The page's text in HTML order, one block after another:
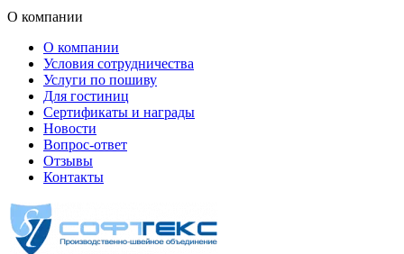
О компании
О компании
Условия сотрудничества
Услуги по пошиву
Для гостиниц
Сертификаты и награды
Новости
Вопрос-ответ
Отзывы
Контакты